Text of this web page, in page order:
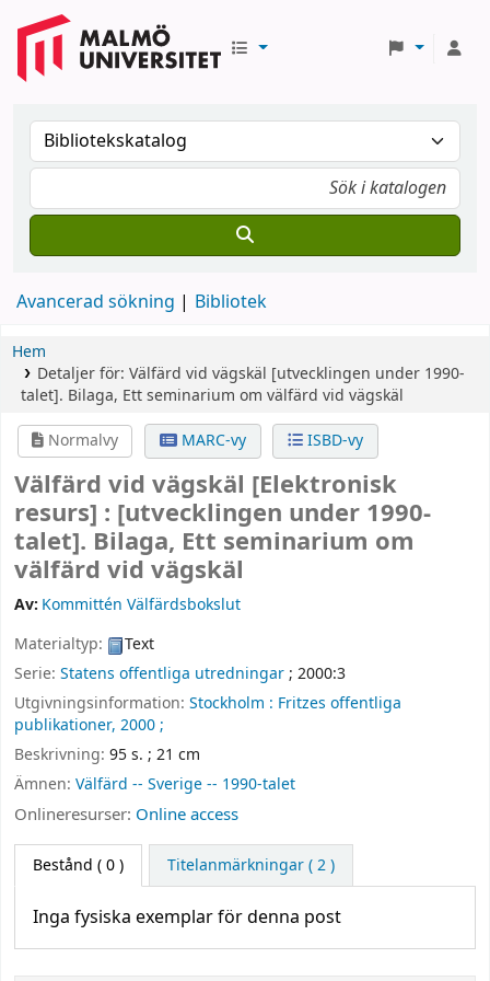
Avancerad sökning Bibliotek
Hem
Detaljer för: Välfärd vid vägskäl [utvecklingen under 1990-
talet]. Bilaga, Ett seminarium om välfärd vid vägskäl
Normalvy
MARC-vy ISBD-vy
Välfärd vid vägskäl [Elektronisk
resurs] : [utvecklingen under 1990-
talet]. Bilaga, Ett seminarium om
välfärd vid vägskäl
Av: Kommittén Välfärdsbokslut
Materialtyp:
Text
Serie: Statens offentliga utredningar; 2000:3
Utgivningsinformation: Stockholm : Fritzes offentliga
publikationer, 2000 ;
Beskrivning: 95 s. ; 21 cm
Ämnen: Välfärd -- Sverige -- 1990-talet
Onlineresurser: Online access
Bestånd ( 0 ) Titelanmärkningar ( 2 )
Inga fysiska exemplar för denna post